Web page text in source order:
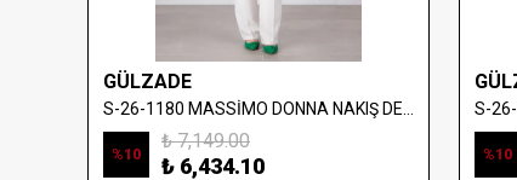
GÜLZADE
%10
₺ 7,149.00
₺ 6,434.10 %10